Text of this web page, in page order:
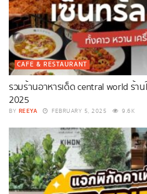
CAFE & RESTAURANT
รวมร้านอาหารเด็ด central world ร้า
2025
BY REEYA FEBRUARY 5, 2025 9.6K